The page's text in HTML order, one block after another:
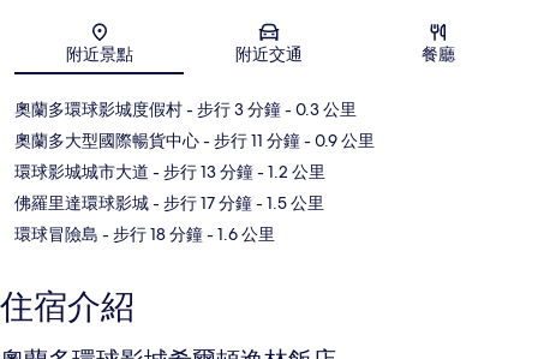
地圖
附近景點 附近交通 餐廳
奧蘭多環球影城度假村- 步行 3 分鐘- 0.3 公里
奧蘭多大型國際暢貨中心- 步行 11 分鐘- 0.9 公里
環球影城城市大道 - 步行 13 分鐘- 1.2 公里
佛羅里達環球影城- 步行 17 分鐘- 1.5 公里
環球冒險島 - 步行 18 分鐘- 1.6 公里
住宿介紹